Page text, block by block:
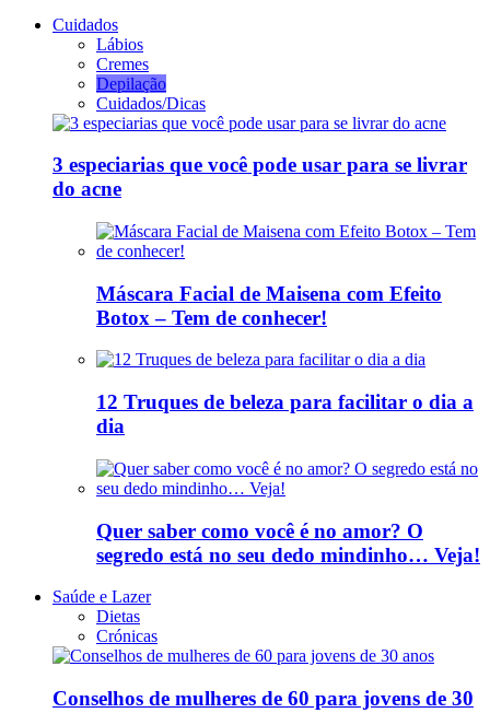
Cuidados
Lábios
Cremes
Depilação
Cuidados/Dicas
3 especiarias que você pode usar para se livrar
do acne
Máscara Facial de Maisena com Efeito
Botox – Tem de conhecer!
12 Truques de beleza para facilitar o dia a
dia
Quer saber como você é no amor? O
segredo está no seu dedo mindinho… Veja!
Saúde e Lazer
Dietas
Crónicas
Conselhos de mulheres de 60 para jovens de 30